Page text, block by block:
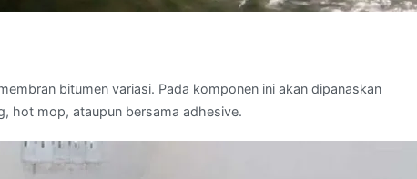
bitumen variasi. Pada komponen ini akan dipanaskan
hot mop, ataupun bersama adhesive.